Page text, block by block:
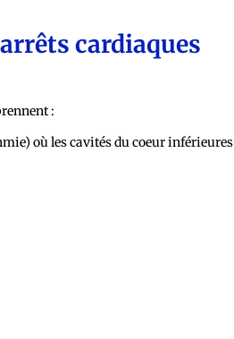
cardiaques
:
où les cavités du coeur inférieures